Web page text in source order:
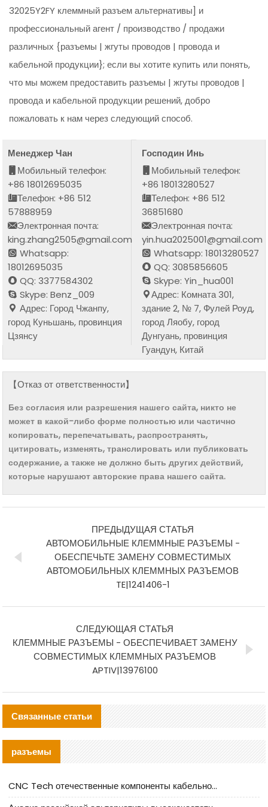
32025Y2FY клеммный разъем альтернативы] и
профессиональный агент / производство / продажи
различных {разъемы | жгуты проводов | провода и
кабельной продукции}; если вы хотите купить или понять,
что мы можем предоставить разъемы | жгуты проводов |
провода и кабельной продукции решений, добро
пожаловать к нам через следующий способ.
Менеджер Чан
Мобильный телефон:
+86 18012695035
Телефон: +86 512
57888959
Электронная почта:
king.zhang2505@gmail.com
Whatsapp:
18012695035
QQ: 3377584302
Skype: Benz_009
Адрес: Город Чжанпу,
город Куньшань, провинция
Цзянсу
Господин Инь
Мобильный телефон:
+86 18013280527
Телефон: +86 512
36851680
Электронная почта:
yin.hua2025001@gmail.com
Whatsapp: 18013280527
QQ: 3085856605
Skype: Yin_hua001
Адрес: Комната 301,
здание 2, № 7, Фулей Роуд,
город Ляобу, город
Дунгуань, провинция
Гуандун, Китай
【Отказ от ответственности】
Без согласия или разрешения нашего сайта, никто не
может в какой-либо форме полностью или частично
копировать, перепечатывать, распространять,
цитировать, изменять, транслировать или публиковать
содержание, а также не должно быть других действий,
которые нарушают авторские права нашего сайта.
ПРЕДЫДУЩАЯ СТАТЬЯ
АВТОМОБИЛЬНЫЕ КЛЕММНЫЕ РАЗЪЕМЫ -
ОБЕСПЕЧЬТЕ ЗАМЕНУ СОВМЕСТИМЫХ
АВТОМОБИЛЬНЫХ КЛЕММНЫХ РАЗЪЕМОВ
TE|1241406-1
СЛЕДУЮЩАЯ СТАТЬЯ
КЛЕММНЫЕ РАЗЪЕМЫ - ОБЕСПЕЧИВАЕТ ЗАМЕНУ
СОВМЕСТИМЫХ КЛЕММНЫХ РАЗЪЕМОВ
APTIV|13976100
Связанные статьи
разъемы
CNC Tech отечественные компоненты кабельной арматуры оценка и руководство по производственному внедрению